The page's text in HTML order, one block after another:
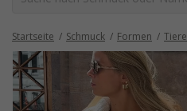
Startseite Schmuck Formen Tiere